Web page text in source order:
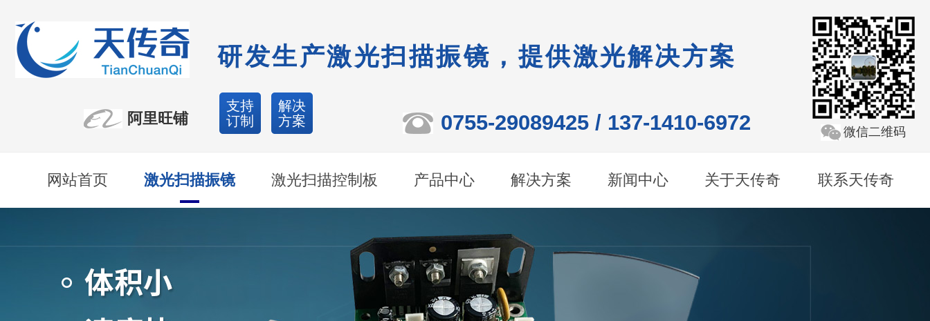
研发生产激光扫描振镜，提供激光解决方案
微信二维码
阿里旺铺
支持
订制
解决
方案
0755-29089425 / 137-1410-6972
网站首页 激光扫描振镜 激光扫描控制板 产品中心 解决方案 新闻中心 关于天传奇 联系天传奇